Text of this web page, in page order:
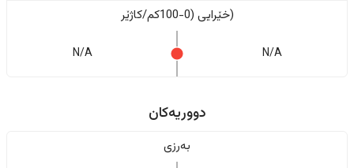
(خێرایی (0-100کم/کاژێر
N/A
N/A
دووریەکان
بەرزی